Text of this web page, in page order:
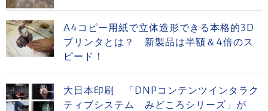
A4コピー用紙で立体造形できる本格的3D
プリンタとは？ 新製品は半額＆4倍のス
ピード！
大日本印刷 「DNPコンテンツインタラク
ティブシステム みどころシリーズ」が